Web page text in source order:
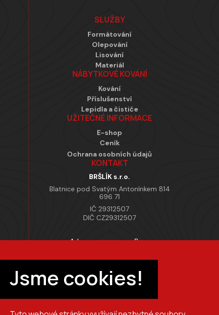
Jsme cookies!
SLUŽBY
Formátování
Olepování
Lisování
Materiál
NÁBYTKOVÉ KOVÁNÍ
Kování
Příslušenství
Lepidla a čističe
UŽITEČNÉ INFORMACE
E-shop
Ceník
Ochrana osobních údajů
KONTAKT
BRŠLÍK s.r.o.
Blatnice pod Svatým Antonínkem 814
696 71
IČ 29312507
DIČ CZ29312507
Adresa provozovny Brno
Pracovní doba
Po–Pá 7:00 – 15:30